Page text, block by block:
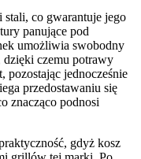
co gwarantuje jego
panujące pod
umożliwia swobodny
dzięki czemu potrawy
pozostając jednocześnie
przedostawaniu się
znacząco podnosi
gdyż kosz